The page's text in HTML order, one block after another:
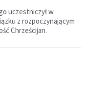
uczestniczył w
z rozpoczynającym
Chrześcijan.